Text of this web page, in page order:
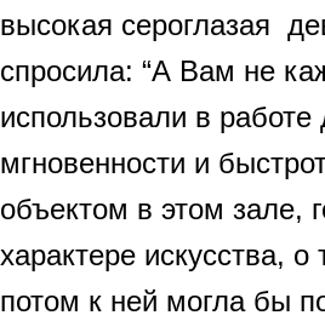
высокая сероглазая
спросила: “А Вам не
использовали в
мгновенности и
объектом в этом зале,
характере искусства,
потом к ней могла бы